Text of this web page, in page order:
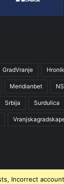
GradVranje
Meridianbet
Srbija Surdulica
Incorrect